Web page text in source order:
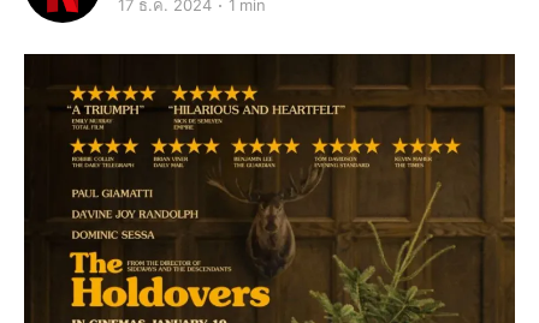
17 ธ.ค. 2024 1 min